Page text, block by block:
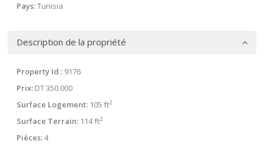
Pays:Tunisia
Description de la propriété
Property Id : 9176
Prix: DT 350.000
Surface Logement: 105 ft2
Surface Terrain: 114 ft2
Pièces:4